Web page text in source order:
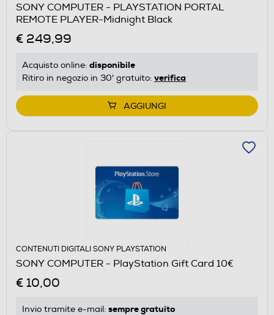
SONY COMPUTER - PLAYSTATION PORTAL
REMOTE PLAYER-Midnight Black
€ 249,99
Acquisto online: disponibile
Ritiro in negozio in 30' gratuito: verifica
AGGIUNGI
CONTENUTI DIGITALI SONY PLAYSTATION
SONY COMPUTER - PlayStation Gift Card 10€
€ 10,00
Invio tramite e-mail: sempre gratuito